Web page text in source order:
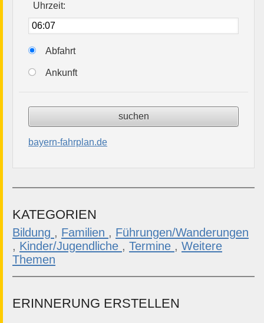
Uhrzeit:
Abfahrt
Ankunft
bayern-fahrplan.de
KATEGORIEN
Bildung , Familien , Führungen/Wanderungen
, Kinder/Jugendliche , Termine , Weitere
Themen
ERINNERUNG ERSTELLEN